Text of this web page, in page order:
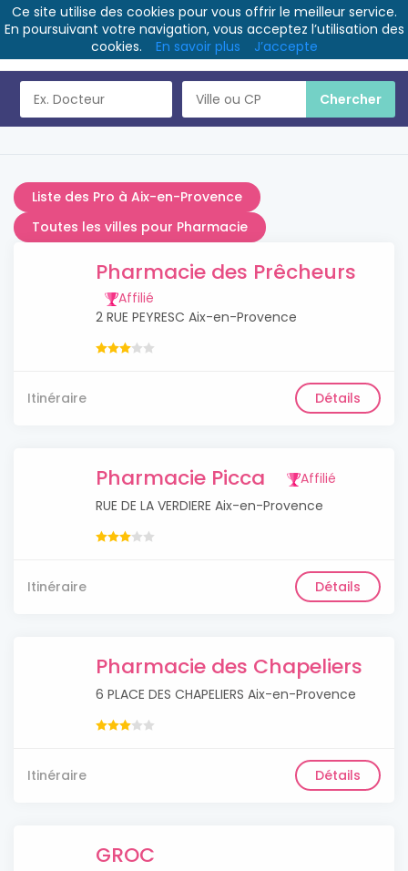
Liste des Pro à Aix-en-Provence
Toutes les villes pour Pharmacie
Pharmacie des Prêcheurs
Affilié
2 RUE PEYRESC Aix-en-Provence
Itinéraire Détails
Pharmacie Picca
Affilié
RUE DE LA VERDIERE Aix-en-Provence
Itinéraire Détails
Pharmacie des Chapeliers
6 PLACE DES CHAPELIERS Aix-en-Provence
Itinéraire Détails
GROC
Ce site utilise des cookies pour vous offrir le meilleur service.
En poursuivant votre navigation, vous acceptez l’utilisation des
cookies.
En savoir plus J’accepte